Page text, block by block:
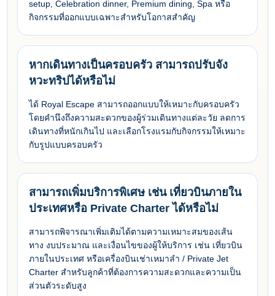
setup, Celebration dinner, Premium dining, Spa หรือ
กิจกรรมที่ออกแบบเฉพาะสำหรับโอกาสสำคัญ
หากเดินทางเป็นครอบครัว สามารถปรับจัง
หวะทริปได้หรือไม่
ได้ Royal Escape สามารถออกแบบให้เหมาะกับครอบครัว
โดยคำนึงถึงความสะดวกของผู้ร่วมเดินทางแต่ละวัย ลดการ
เดินทางที่หนักเกินไป และเลือกโรงแรมกับกิจกรรมให้เหมาะ
กับรูปแบบครอบครัว
สามารถเพิ่มบริการพิเศษ เช่น เที่ยวบินภายใน
ประเทศหรือ Private Charter ได้หรือไม่
สามารถพิจารณาเพิ่มเติมได้ตามความเหมาะสมของเส้น
ทาง งบประมาณ และเงื่อนไขของผู้ให้บริการ เช่น เที่ยวบิน
ภายในประเทศ หรือเครื่องบินเช่าเหมาลำ / Private Jet
Charter สำหรับลูกค้าที่ต้องการความสะดวกและความเป็น
ส่วนตัวระดับสูง